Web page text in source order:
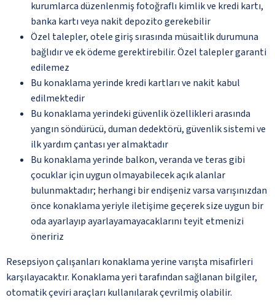
kurumlarca düzenlenmiş fotoğraflı kimlik ve kredi kartı,
banka kartı veya nakit depozito gerekebilir
Özel talepler, otele giriş sırasında müsaitlik durumuna
bağlıdır ve ek ödeme gerektirebilir. Özel talepler garanti
edilemez
Bu konaklama yerinde kredi kartları ve nakit kabul
edilmektedir
Bu konaklama yerindeki güvenlik özellikleri arasında
yangın söndürücü, duman dedektörü, güvenlik sistemi ve
ilk yardım çantası yer almaktadır
Bu konaklama yerinde balkon, veranda ve teras gibi
çocuklar için uygun olmayabilecek açık alanlar
bulunmaktadır; herhangi bir endişeniz varsa varışınızdan
önce konaklama yeriyle iletişime geçerek size uygun bir
oda ayarlayıp ayarlayamayacaklarını teyit etmenizi
öneririz
Resepsiyon çalışanları konaklama yerine varışta misafirleri
karşılayacaktır. Konaklama yeri tarafından sağlanan bilgiler,
otomatik çeviri araçları kullanılarak çevrilmiş olabilir.